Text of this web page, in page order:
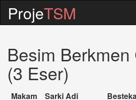
ProjeTSM
Besim Berkmen
(3 Eser)
Makam Sarki Adi